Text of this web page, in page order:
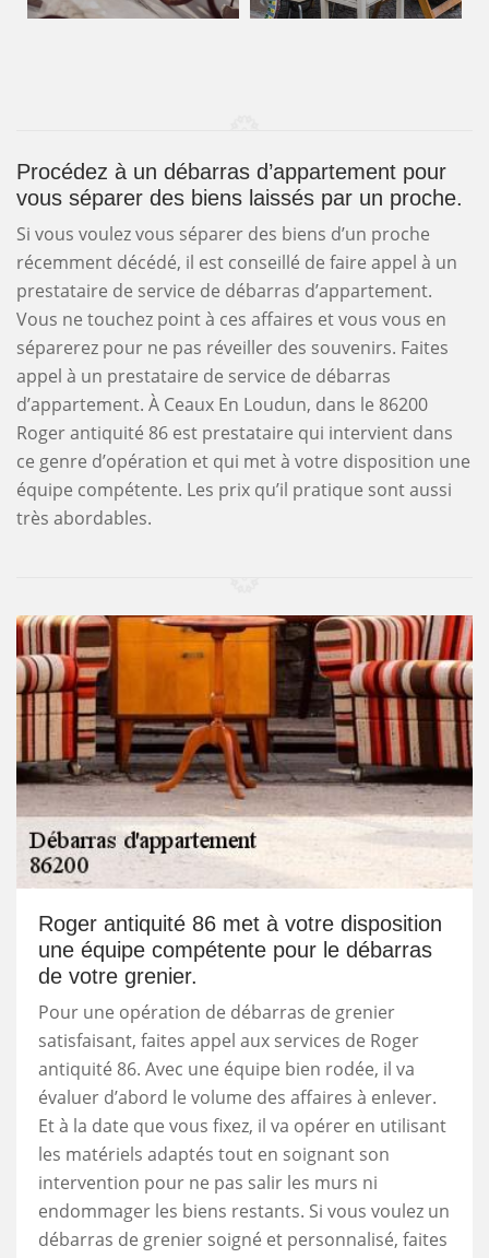
Procédez à un débarras d’appartement pour
vous séparer des biens laissés par un proche.
Si vous voulez vous séparer des biens d’un proche
récemment décédé, il est conseillé de faire appel à un
prestataire de service de débarras d’appartement.
Vous ne touchez point à ces affaires et vous vous en
séparerez pour ne pas réveiller des souvenirs. Faites
appel à un prestataire de service de débarras
d’appartement. À Ceaux En Loudun, dans le 86200
Roger antiquité 86 est prestataire qui intervient dans
ce genre d’opération et qui met à votre disposition une
équipe compétente. Les prix qu’il pratique sont aussi
très abordables.
Roger antiquité 86 met à votre disposition
une équipe compétente pour le débarras
de votre grenier.
Pour une opération de débarras de grenier
satisfaisant, faites appel aux services de Roger
antiquité 86. Avec une équipe bien rodée, il va
évaluer d’abord le volume des affaires à enlever.
Et à la date que vous fixez, il va opérer en utilisant
les matériels adaptés tout en soignant son
intervention pour ne pas salir les murs ni
endommager les biens restants. Si vous voulez un
débarras de grenier soigné et personnalisé, faites